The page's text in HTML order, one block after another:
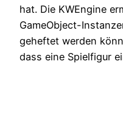
hat. Die KWEngine
GameObject-
geheftet werden
dass eine Spielfigur